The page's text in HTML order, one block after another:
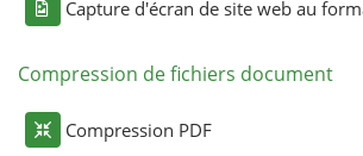
Capture d'écran de site web au
Compression de fichiers document
Compression PDF